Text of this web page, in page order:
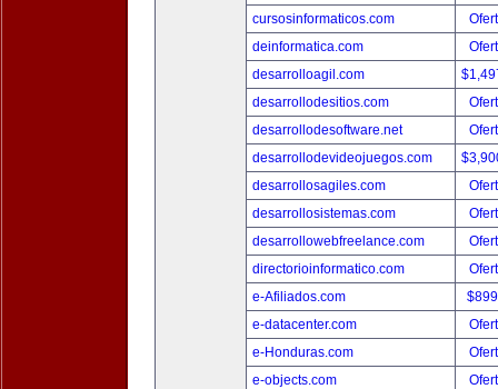
cursosinformaticos.com
deinformatica.com
desarrolloagil.com
desarrollodesitios.com
desarrollodesoftware.net
desarrollodevideojuegos.com
desarrollosagiles.com
desarrollosistemas.com
desarrollowebfreelance.com
directorioinformatico.com
e-Afiliados.com
e-datacenter.com
e-Honduras.com
e-objects.com